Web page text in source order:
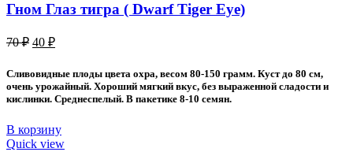
Гном Глаз тигра ( Dwarf Tiger Eye)
70₽ Первоначальная
70 ₽.
40 ₽Текущая
40 ₽.
Сливовидные плоды цвета охра, весом 80-150 грамм. Куст до 80 см,
очень урожайный. Хороший мягкий вкус, без выраженной сладости и
кислинки. Среднеспелый. В пакетике 8-10 семян.
В корзину
Quick view